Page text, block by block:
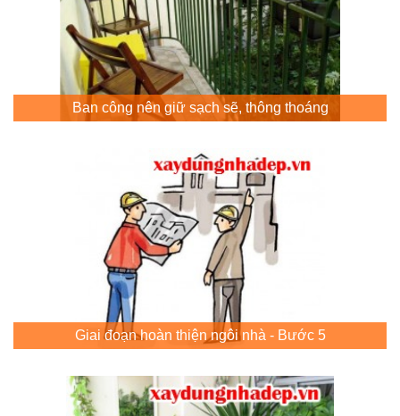
Ban công nên giữ sạch sẽ, thông thoáng
Giai đoạn hoàn thiện ngôi nhà - Bước 5